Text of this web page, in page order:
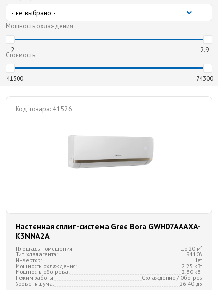
Мощность охлаждения
2 2.9
Стоимость
41300 74300
Код товара: 41526
Настенная сплит-система Gree Bora GWH07AAAXA-
K3NNA2A
Площадь помещения:
до 20 м²
Тип хладагента:
R410A
Инвертор:
Нет
Мощность охлаждения:
2.25 кВт
Мощность обогрева:
2.30 кВт
Режим работы:
Охлаждение / Обогрев
Уровень шума:
26-40 дБ